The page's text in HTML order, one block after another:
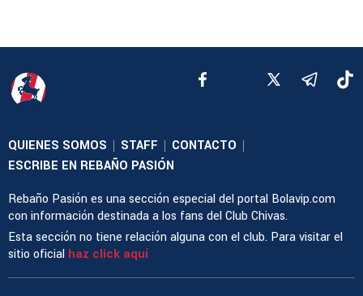
QUIENES SOMOS | STAFF | CONTACTO |
ESCRIBE EN REBAÑO PASIÓN
Rebaño Pasión es una sección especial del portal Bolavip.com
con información destinada a los fans del Club Chivas.
Esta sección no tiene relación alguna con el club. Para visitar el
sitio oficial haz click aquí